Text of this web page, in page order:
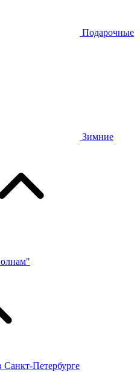
Подарочные
Зимние
Санкт-Петербурге